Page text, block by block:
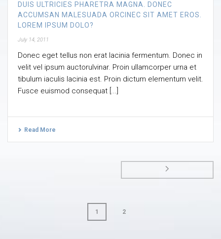
DUIS ULTRICIES PHARETRA MAGNA. DONEC
ACCUMSAN MALESUADA ORCINEC SIT AMET EROS.
LOREM IPSUM DOLO?
July 14, 2011
Donec eget tellus non erat lacinia fermentum. Donec in
velit vel ipsum auctorulvinar. Proin ullamcorper urna et
tibulum iaculis lacinia est. Proin dictum elementum velit.
Fusce euismod consequat [...]
Read More
1 2